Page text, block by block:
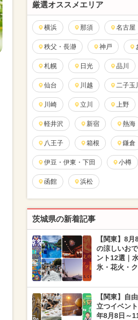
厳選オススメエリア
横浜 那須 名古屋
秩父・長瀞 神戸
札幌 日光 品川
仙台 川越 二子玉
川崎 立川 上野
軽井沢 新宿 熱海
八王子 箱根 鎌倉
伊豆・伊東・下田 小樽
函館 浜松
茨城県の新着記事
【関東】8月
の涼しいお
ント12選｜
氷・花火・
【関東】自
立つイベン
年8月8日～